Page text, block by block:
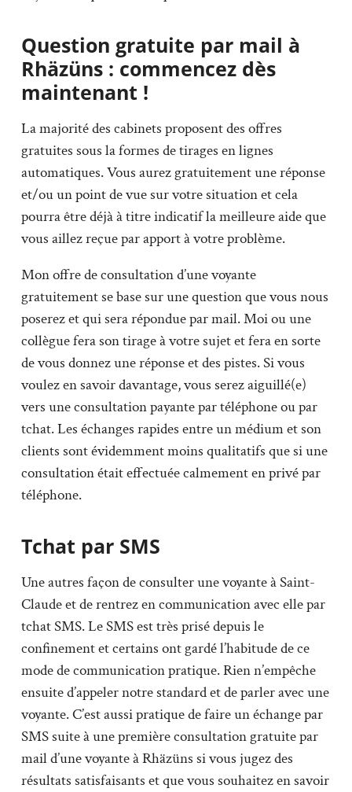
Question gratuite par mail à
Rhäzüns : commencez dès
maintenant !
La majorité des cabinets proposent des offres
gratuites sous la formes de tirages en lignes
automatiques. Vous aurez gratuitement une réponse
et/ou un point de vue sur votre situation et cela
pourra être déjà à titre indicatif la meilleure aide que
vous aillez reçue par apport à votre problème.
Mon offre de consultation d’une voyante
gratuitement se base sur une question que vous nous
poserez et qui sera répondue par mail. Moi ou une
collègue fera son tirage à votre sujet et fera en sorte
de vous donnez une réponse et des pistes. Si vous
voulez en savoir davantage, vous serez aiguillé(e)
vers une consultation payante par téléphone ou par
tchat. Les échanges rapides entre un médium et son
clients sont évidemment moins qualitatifs que si une
consultation était effectuée calmement en privé par
téléphone.
Tchat par SMS
Une autres façon de consulter une voyante à Saint-
Claude et de rentrez en communication avec elle par
tchat SMS. Le SMS est très prisé depuis le
confinement et certains ont gardé l’habitude de ce
mode de communication pratique. Rien n’empêche
ensuite d’appeler notre standard et de parler avec une
voyante. C’est aussi pratique de faire un échange par
SMS suite à une première consultation gratuite par
mail d’une voyante à Rhäzüns si vous jugez des
résultats satisfaisants et que vous souhaitez en savoir